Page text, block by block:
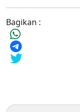
Bagikan :